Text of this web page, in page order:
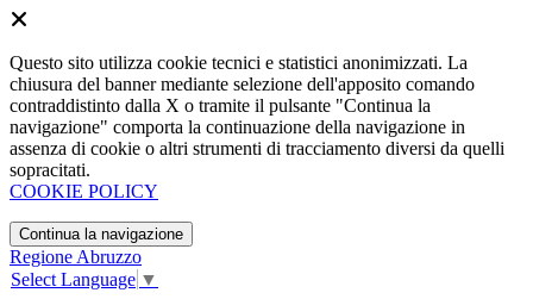
Questo sito utilizza cookie tecnici e statistici anonimizzati. La
chiusura del banner mediante selezione dell'apposito comando
contraddistinto dalla X o tramite il pulsante "Continua la
navigazione" comporta la continuazione della navigazione in
assenza di cookie o altri strumenti di tracciamento diversi da quelli
sopracitati.
COOKIE POLICY
Continua la navigazione
Regione Abruzzo
Select Language ▼